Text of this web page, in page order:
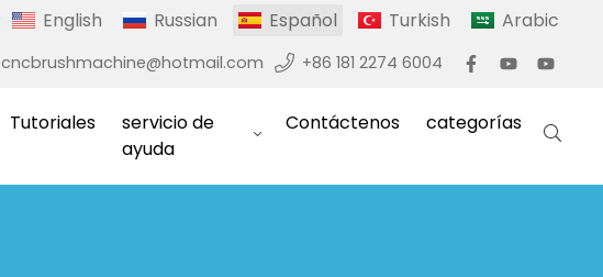
English Russian Español Turkish Arabic
cncbrushmachine@hotmail.com +86 181 2274 6004
Tutoriales
servicio de
ayuda
Contáctenos categorías